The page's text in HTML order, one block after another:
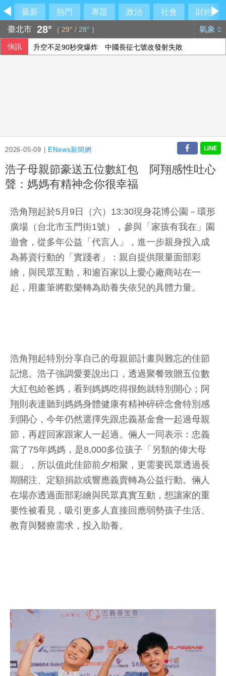
最新 熱門 專題 政治 社會
財經
臺北市 28° ( 29° / 28° ) 氣象
快訊 升空不足90秒突爆炸 中國長征七號改發射失敗
2026-05-09 | ENews新聞網
浩子母親節豪送五位數紅包 阿翔感性吐心
聲：媽媽有精神念你很幸福
浩角翔起於5月9日（六）13:30現身花博公園－環形
廣場（台北市玉門街1號），參與「家孩有我在」園
遊會，從多年公益「代言人」，進一步親身投入成
為募資行動的「實踐者」：親自提供限量面部彩
繪，與民眾互動，和逾百家以上愛心廠商站在一
起，用畫筆將歡樂轉為助養失依兒的具體力量。
浩角翔起特別分享自己的母親節計畫與難忘的佳節
記憶。浩子強調愛要說出口，透過聚餐致贈五位數
大紅包給爸媽，看到媽媽吃得很飽就特別開心；阿
翔則表達聽到媽媽身體健康有精神碎碎念會特別感
到開心，今年仍然選擇先跟忠義基金會一起過母親
節，再趕回家跟家人一起過。倆人一同表示：忠義
當了75年媽媽，是8,000多位孩子「另類的偉大母
親」，所以值此佳節前夕相聚，更需要民眾透過長
期關注、定額捐款或響應義賣轉為公益行動。倆人
在場亦透過面部彩繪與民眾真實互動，想讓家的重
要性被看見，吸引更多人直接回應弱勢孩子生活、
教育與醫療需求，投入助養。